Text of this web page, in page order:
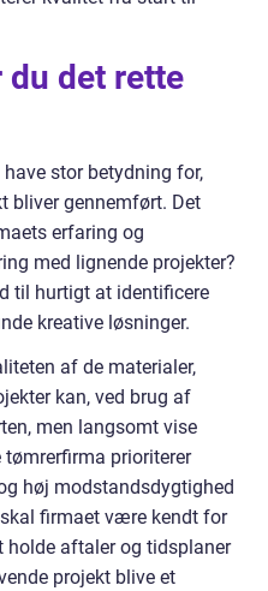
det rette
stor betydning for,
bliver gennemført. Det
erfaring og
med lignende projekter?
til hurtigt at identificere
kreative løsninger.
af de materialer,
kan, ved brug af
men langsomt vise
prioriterer
høj modstandsdygtighed
firmaet være kendt for
aftaler og tidsplaner
projekt blive et